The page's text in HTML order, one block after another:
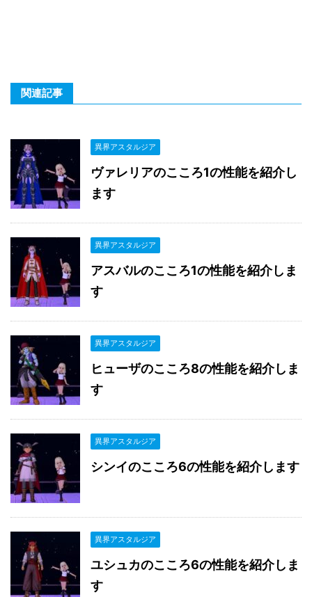
関連記事
異界アスタルジア
ヴァレリアのこころ1の性能を紹介し
ます
異界アスタルジア
アスバルのこころ1の性能を紹介しま
す
異界アスタルジア
ヒューザのこころ8の性能を紹介しま
す
異界アスタルジア
シンイのこころ6の性能を紹介します
異界アスタルジア
ユシュカのこころ6の性能を紹介しま
す